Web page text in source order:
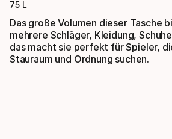
75 L
Das große Volumen dieser Tasche
mehrere Schläger, Kleidung,
das macht sie perfekt für Spieler,
Stauraum und Ordnung suchen.